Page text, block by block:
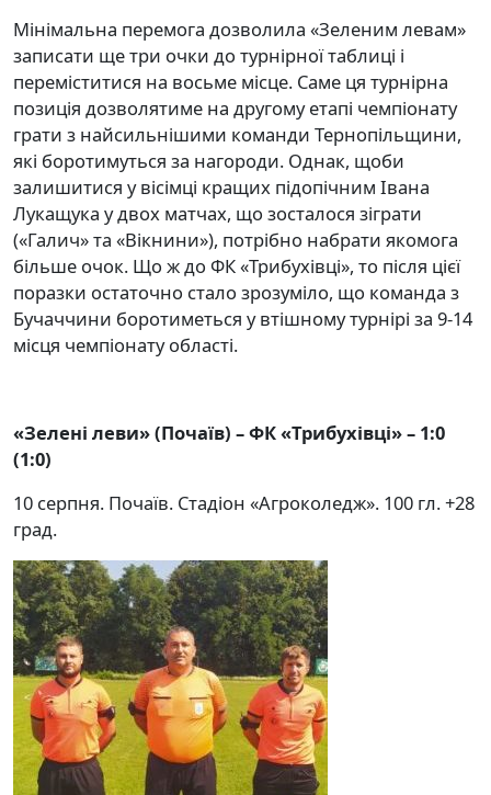
Мінімальна перемога дозволила «Зеленим левам»
записати ще три очки до турнірної таблиці і
переміститися на восьме місце. Саме ця турнірна
позиція дозволятиме на другому етапі чемпіонату
грати з найсильнішими команди Тернопільщини,
які боротимуться за нагороди. Однак, щоби
залишитися у вісімці кращих підопічним Івана
Лукащука у двох матчах, що зосталося зіграти
(«Галич» та «Вікнини»), потрібно набрати якомога
більше очок. Що ж до ФК «Трибухівці», то після цієї
поразки остаточно стало зрозуміло, що команда з
Бучаччини боротиметься у втішному турнірі за 9-14
місця чемпіонату області.
«Зелені леви» (Почаїв) – ФК «Трибухівці» – 1:0
(1:0)
10 серпня. Почаїв. Стадіон «Агроколедж». 100 гл. +28
град.